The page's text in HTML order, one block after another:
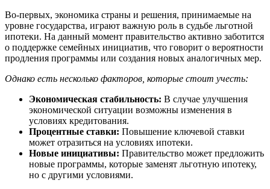
Во-первых, экономика страны и решения, принимаемые на
уровне государства, играют важную роль в судьбе льготной
ипотеки. На данный момент правительство активно заботится
о поддержке семейных инициатив, что говорит о вероятности
продления программы или создания новых аналогичных мер.
Однако есть несколько факторов, которые стоит учесть:
Экономическая стабильность: В случае улучшения
экономической ситуации возможны изменения в
условиях кредитования.
Процентные ставки: Повышение ключевой ставки
может отразиться на условиях ипотеки.
Новые инициативы: Правительство может предложить
новые программы, которые заменят льготную ипотеку,
но с другими условиями.